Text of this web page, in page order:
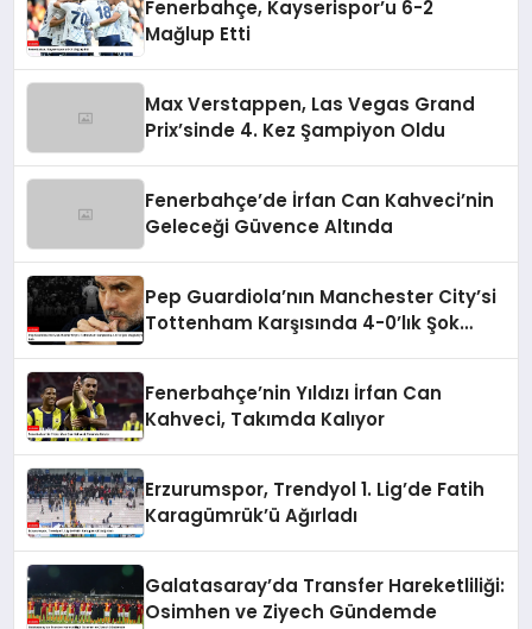
Fenerbahçe, Kayserispor’u 6-2
Mağlup Etti
Max Verstappen, Las Vegas Grand
Prix’sinde 4. Kez Şampiyon Oldu
Fenerbahçe’de İrfan Can Kahveci’nin
Geleceği Güvence Altında
Pep Guardiola’nın Manchester City’si
Tottenham Karşısında 4-0’lık Şok
Fenerbahçe’nin Yıldızı İrfan Can
Kahveci, Takımda Kalıyor
Erzurumspor, Trendyol 1. Lig’de Fatih
Karagümrük’ü Ağırladı
Galatasaray’da Transfer Hareketliliği:
Osimhen ve Ziyech Gündemde